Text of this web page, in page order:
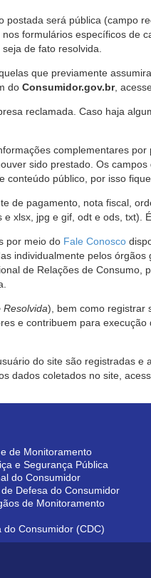
será pública (campo
formulários específicos de
de fato resolvida.
que previamente
do Consumidor.gov.br,
reclamada. Caso haja
complementares
sido prestado. Os
público, por isso
de pagamento, nota fiscal,
xlsx, jpg e gif, odt e ods, txt).
por meio do Fale Conosco
individualmente pelos
de Relações de Consumo,
Resolvida), bem como registrar
e contribuem para
do site são registradas e
dados coletados no site,
de Monitoramento
e Segurança Pública
do Consumidor
Defesa do Consumidor
de Monitoramento
do Consumidor (CDC)